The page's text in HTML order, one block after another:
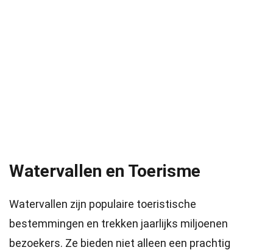
Watervallen en Toerisme
Watervallen zijn populaire toeristische
bestemmingen en trekken jaarlijks miljoenen
bezoekers. Ze bieden niet alleen een prachtig